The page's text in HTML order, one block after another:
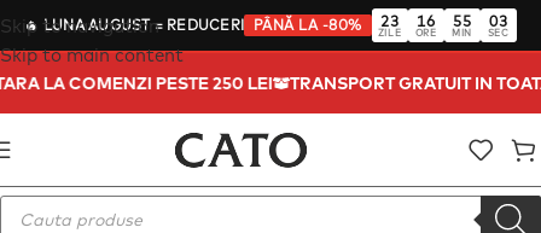
🔥 LUNA AUGUST= REDUCERI PÂNĂ LA -80% 23
ZILE
16
ORE
55
MIN
03
SEC
Skip to navigation
Skip to main content
TARA LA COMENZI PESTE 250 LEI TRANSPORT GRATUIT IN